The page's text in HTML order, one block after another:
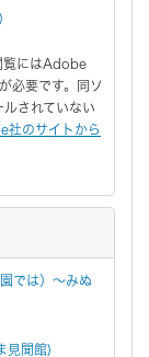
覧にはAdobe
必要です。同ソ
されていない
社のサイトから
では）～みぬ
見聞館)